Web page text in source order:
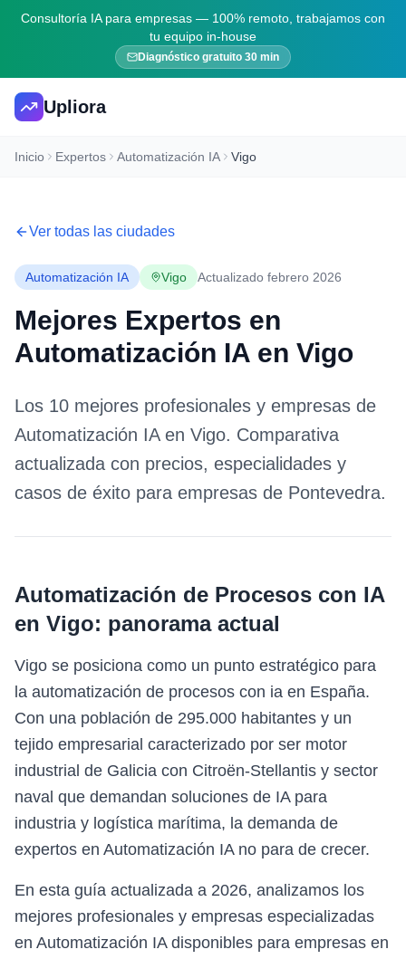
Consultoría IA para empresas — 100% remoto, trabajamos con
tu equipo in-house
Diagnóstico gratuito 30 min
Upliora
Inicio Expertos Automatización IA Vigo
Ver todas las ciudades
Automatización IA Vigo Actualizado febrero 2026
Mejores Expertos en
Automatización IA en Vigo
Los 10 mejores profesionales y empresas de
Automatización IAen Vigo. Comparativa
actualizada con precios, especialidades y
casos de éxito para empresas de Pontevedra.
Automatización de Procesos con IA
en Vigo: panorama actual
Vigo se posiciona como un punto estratégico para
la automatización de procesos con ia en España.
Con una población de 295.000 habitantes y un
tejido empresarial caracterizado por ser motor
industrial de Galicia con Citroën-Stellantis y sector
naval que demandan soluciones de IA para
industria y logística marítima, la demanda de
expertos en Automatización IA no para de crecer.
En esta guía actualizada a 2026, analizamos los
mejores profesionales y empresas especializadas
en Automatización IA disponibles para empresas en